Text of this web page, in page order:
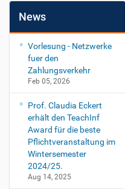
News
Vorlesung - Netzwerke
fuer den
Zahlungsverkehr
Feb 05, 2026
Prof. Claudia Eckert
erhält den TeachInf
Award für die beste
Pflichtveranstaltung im
Wintersemester
2024/25.
Aug 14, 2025